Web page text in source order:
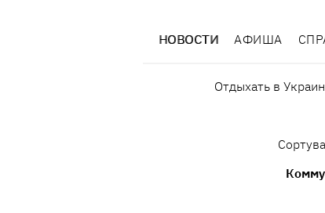
НОВОСТИ АФИША
Отдыхать в